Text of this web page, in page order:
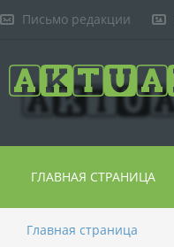
Письмо редакции
ГЛАВНАЯ СТРАНИЦА
Главная страница